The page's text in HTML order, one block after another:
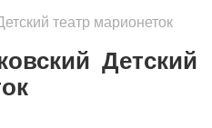
театр марионеток
Детский